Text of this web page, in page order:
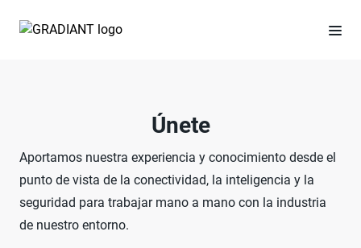
Únete
Aportamos nuestra experiencia y conocimiento desde el
punto de vista de la conectividad, la inteligencia y la
seguridad para trabajar mano a mano con la industria
de nuestro entorno.